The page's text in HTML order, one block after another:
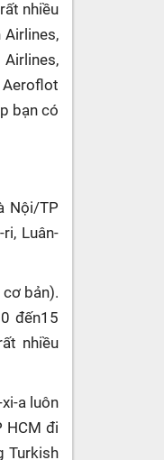
nhiều
Airlines,
Aeroflot
bạn có
Nội/TP
Luân-
bản).
đến15
nhiều
a luôn
HCM đi
Turkish